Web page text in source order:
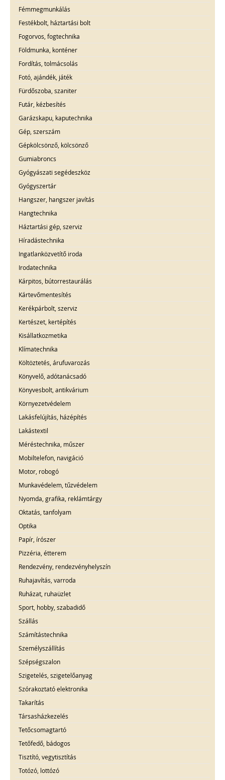
Fémmegmunkálás
Festékbolt, háztartási bolt
Fogorvos, fogtechnika
Földmunka, konténer
Fordítás, tolmácsolás
Fotó, ajándék, játék
Fürdőszoba, szaniter
Futár, kézbesítés
Garázskapu, kaputechnika
Gép, szerszám
Gépkölcsönző, kölcsönző
Gumiabroncs
Gyógyászati segédeszköz
Gyógyszertár
Hangszer, hangszer javítás
Hangtechnika
Háztartási gép, szerviz
Híradástechnika
Ingatlanközvetítő iroda
Irodatechnika
Kárpitos, bútorrestaurálás
Kártevőmentesítés
Kerékpárbolt, szerviz
Kertészet, kertépítés
Kisállatkozmetika
Klímatechnika
Költöztetés, árufuvarozás
Könyvelő, adótanácsadó
Könyvesbolt, antikvárium
Környezetvédelem
Lakásfelújítás, házépítés
Lakástextil
Méréstechnika, műszer
Mobiltelefon, navigáció
Motor, robogó
Munkavédelem, tűzvédelem
Nyomda, grafika, reklámtárgy
Oktatás, tanfolyam
Optika
Papír, írószer
Pizzéria, étterem
Rendezvény, rendezvényhelyszín
Ruhajavítás, varroda
Ruházat, ruhaüzlet
Sport, hobby, szabadidő
Szállás
Számítástechnika
Személyszállítás
Szépségszalon
Szigetelés, szigetelőanyag
Szórakoztató elektronika
Takarítás
Társasházkezelés
Tetőcsomagtartó
Tetőfedő, bádogos
Tisztító, vegytisztítás
Totózó, lottózó